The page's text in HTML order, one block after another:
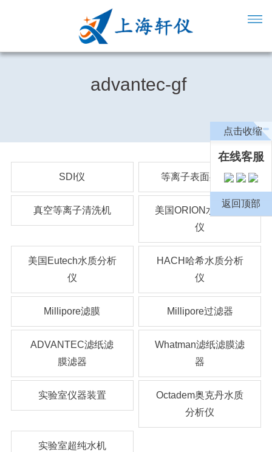
advantec-gf
SDI仪 等离子表面处理机
真空等离子清洗机
美国ORION水质分析
仪
美国Eutech水质分析
仪
HACH哈希水质分析
仪
Millipore滤膜 Millipore过滤器
ADVANTEC滤纸滤
膜滤器
Whatman滤纸滤膜滤
器
实验室仪器装置
Octadem奥克丹水质
分析仪
实验室超纯水机
点击收缩
在线客服
返回顶部